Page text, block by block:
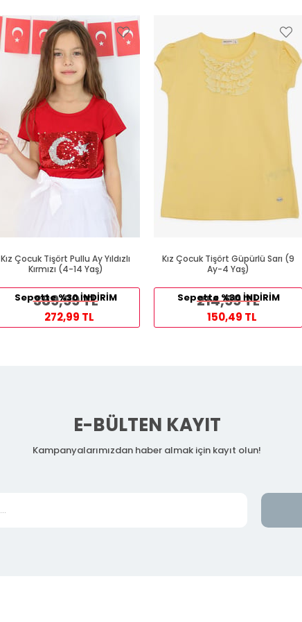
Kız Çocuk Tişört Pullu Ay Yıldızlı
Kırmızı (4-14 Yaş)
389,99 TL
Sepette %30 İNDİRİM
272,99 TL
Kız Çocuk Tişört Güpürlü Sarı (9
Ay-4 Yaş)
214,99 TL
Sepette %30 İNDİRİM
150,49 TL
E-BÜLTEN KAYIT
Kampanyalarımızdan haber almak için kayıt olun!